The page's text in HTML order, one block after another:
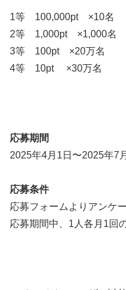
1等 100,000pt ×10名
2等 1,000pt ×1,000名
3等 100pt ×20万名
4等 10pt ×30万名
応募期間
2025年4月1日〜2025年7
応募条件
応募フォームよりアンケ
応募期間中、1人各月1回の